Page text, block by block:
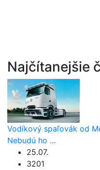
Najčítanejšie
Vodíkový spaľovák od
Nebudú ho ...
25.07.
3201